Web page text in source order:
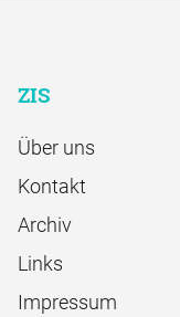
ZIS
Über uns
Kontakt
Archiv
Links
Impressum